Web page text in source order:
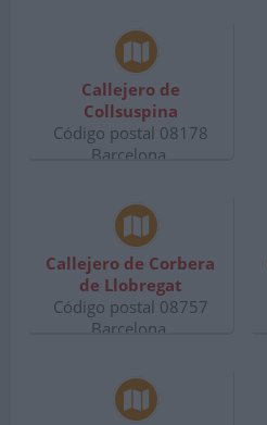
Callejero de
Collsuspina
Código postal 08178
Barcelona.
Callejero de Corbera
de Llobregat
Código postal 08757
Barcelona.